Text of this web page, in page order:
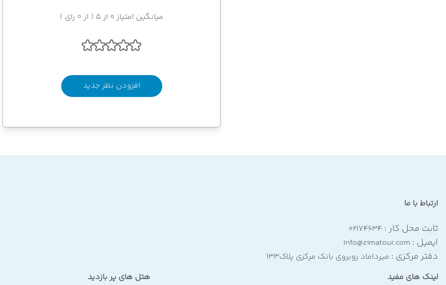
میانگین امتیاز 0 از 5 ( از 0 رای )
افزودن نظر جدید
ارتباط با ما
ثابت محل کار : ۰۲۱۷۴۶۳۴
ایمیل : Info@zimatour.com
دفتر مرکزی : میرداماد روبروی بانک مرکزی پلاک۱۳۳
لینک های مفید
هتل های پر بازدید